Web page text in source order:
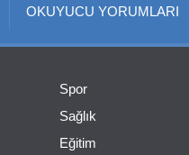
OKUYUCU YORUMLARI
Spor
Sağlık
Eğitim